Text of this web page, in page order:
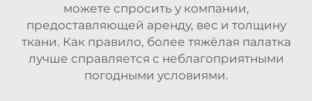
можете спросить у компании,
предоставляющей аренду, вес и толщину
ткани. Как правило, более тяжёлая палатка
лучше справляется с неблагоприятными
погодными условиями.